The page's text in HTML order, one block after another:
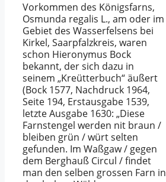
Vorkommen des Königsfarns,
Osmunda regalis L., am oder im
Gebiet des Wasserfelsens bei
Kirkel, Saarpfalzkreis, waren
schon Hieronymus Bock
bekannt, der sich dazu in
seinem „Kreütterbuch“ äußert
(Bock 1577, Nachdruck 1964,
Seite 194, Erstausgabe 1539,
letzte Ausgabe 1630: „Diese
Farnstengel werden nit braun /
bleiben grün / würt selten
gefunden. Im Waßgaw / gegen
dem Berghauß Circul / findet
man den selben grossen Farn in